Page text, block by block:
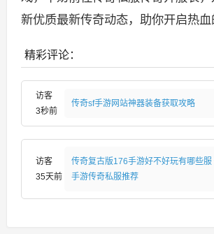
新优质最新传奇动态，助你开启热血
精彩评论：
访客
3秒前
传奇sf手游网站神器装备获取攻略
访客
35天前
传奇复古版176手游好不好玩有哪些
手游传奇私服推荐